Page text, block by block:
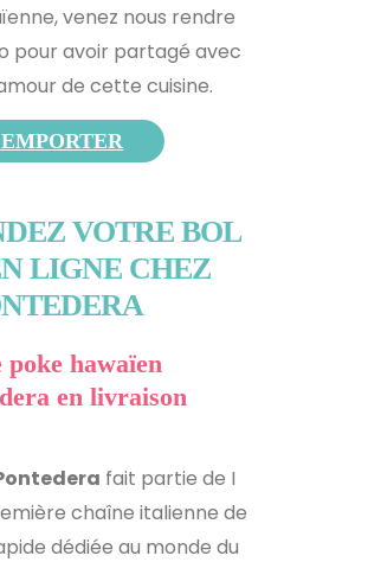
venez nous rendre
pour avoir partagé avec
de cette cuisine.
VOTRE BOL
LIGNE CHEZ
poke hawaïen
en livraison
fait partie de I
chaîne italienne de
dédiée au monde du